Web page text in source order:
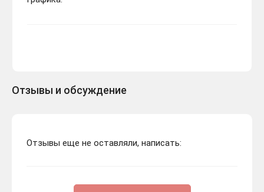
Отзывы и обсуждение
Отзывы еще не оставляли, написать: